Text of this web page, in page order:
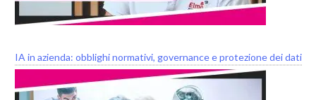
IA in azienda: obblighi normativi, governance e protezione dei dati